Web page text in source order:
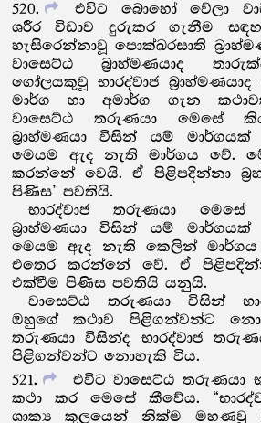
520
එවිට බොහෝ වේලා
ශරීර විඩාව දුරුකර ගැනීම
හැසිරෙන්නාවූ පොක්ඛරසාති
වාසෙට්ඨ බ්‍රාහ්මණයාද
ගෝලයකුවූ භාරද්වාජ
මාර්ග හා අමාර්ග ගැන
වාසෙට්ඨ තරුණයා මෙසේ
බ්‍රාහ්මණයා විසින් යම්
මෙයම ඇද නැති මාර්ගය වේ.
කරන්නේ වෙයි. ඒ පිළිපදින්නා
පිණිස’ පවතියි.
භාරද්වාජ තරුණයා
බ්‍රාහ්මණයා විසින් යම්
මෙයම ඇද නැති කෙලින් මාර්ගය
එතෙර කරන්නේ වේ. ඒ
එක්වීම පිණිස පවතියි යනුයි.
වාසෙට්ඨ තරුණයා විසින්
ඔහුගේ කථාව පිළිගන්වන්ට
තරුණයා විසින්ද භාරද්වාජ
පිළිගන්වන්ට නොහැකි විය.
521
එවිට වාසෙට්ඨ තරුණයා
කථා කර මෙසේ කීවේය.
ශාක්‍ය කුලයෙන් නික්ම මහණවූ